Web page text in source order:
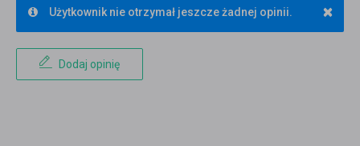
×
Użytkownik nie otrzymał jeszcze żadnej opinii.
Dodaj opinię